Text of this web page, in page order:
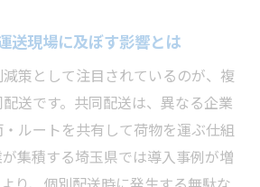
送現場に及ぼす影響とは
策として注目されているのが、複
送です。共同配送は、異なる企業
ルートを共有して荷物を運ぶ仕組
集積する埼玉県では導入事例が増